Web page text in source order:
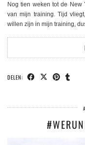
Nog tien weken tot de New
van mijn training. Tijd
willen zijn in mijn training,
DELEN: